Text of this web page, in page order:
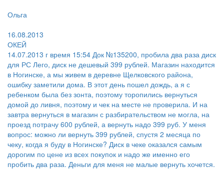
Ольга
16.08.2013
ОКЕЙ
14.07.2013 г время 15:54 Док №135200, пробила два раза диск
для РС Лего, диск не дешевый 399 рублей. Магазин находится
в Ногинске, а мы живем в деревне Щелковского района,
ошибку заметили дома. В этот день пошел дождь, а я с
ребенком была без зонта, поэтому торопились вернуться
домой до ливня, поэтому и чек на месте не проверила. И на
завтра вернуться в магазин с разбирательством не могла, на
проезд потрачу 600 рублей, а вернуть надо 399 руб. У меня
вопрос: можно ли вернуть 399 рублей, спустя 2 месяца по
чеку, когда я буду в Ногинске? Диск в чеке оказался самым
дорогим по цене из всех покупок и надо же именно его
пробить два раза. Деньги для меня не малые вернуть хочется.